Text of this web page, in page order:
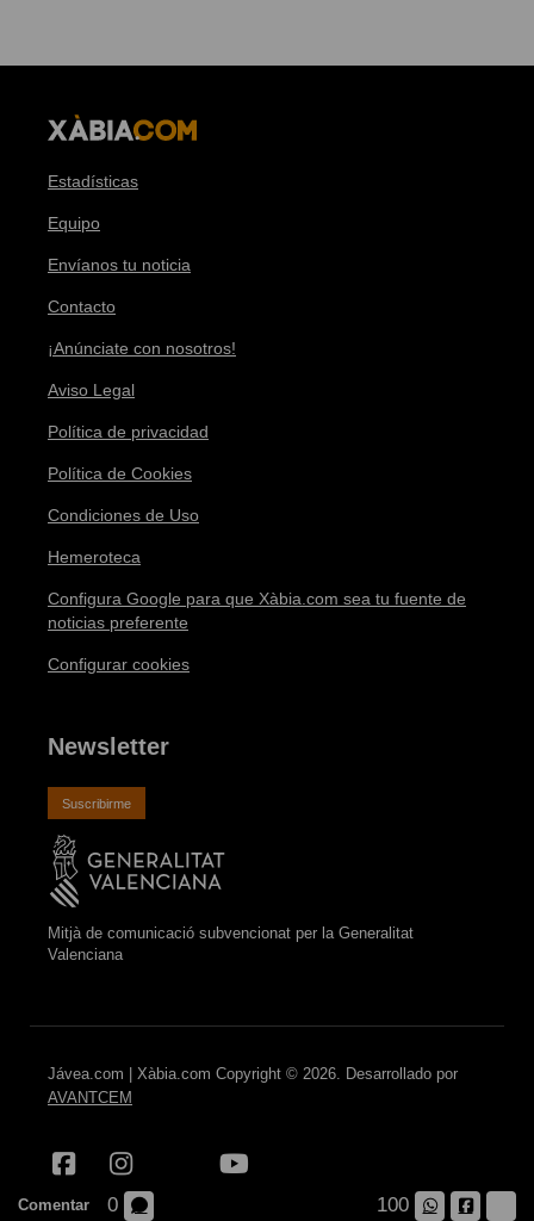
Estadísticas
Equipo
Envíanos tu noticia
Contacto
¡Anúnciate con nosotros!
Aviso Legal
Política de privacidad
Política de Cookies
Condiciones de Uso
Hemeroteca
Configura Google para que Xàbia.com sea tu fuente de
noticias preferente
Configurar cookies
Newsletter
Suscribirme
Mitjà de comunicació subvencionat per la Generalitat
Valenciana
Jávea.com | Xàbia.com Copyright © 2026. Desarrollado por
AVANTCEM
Comentar 0 100